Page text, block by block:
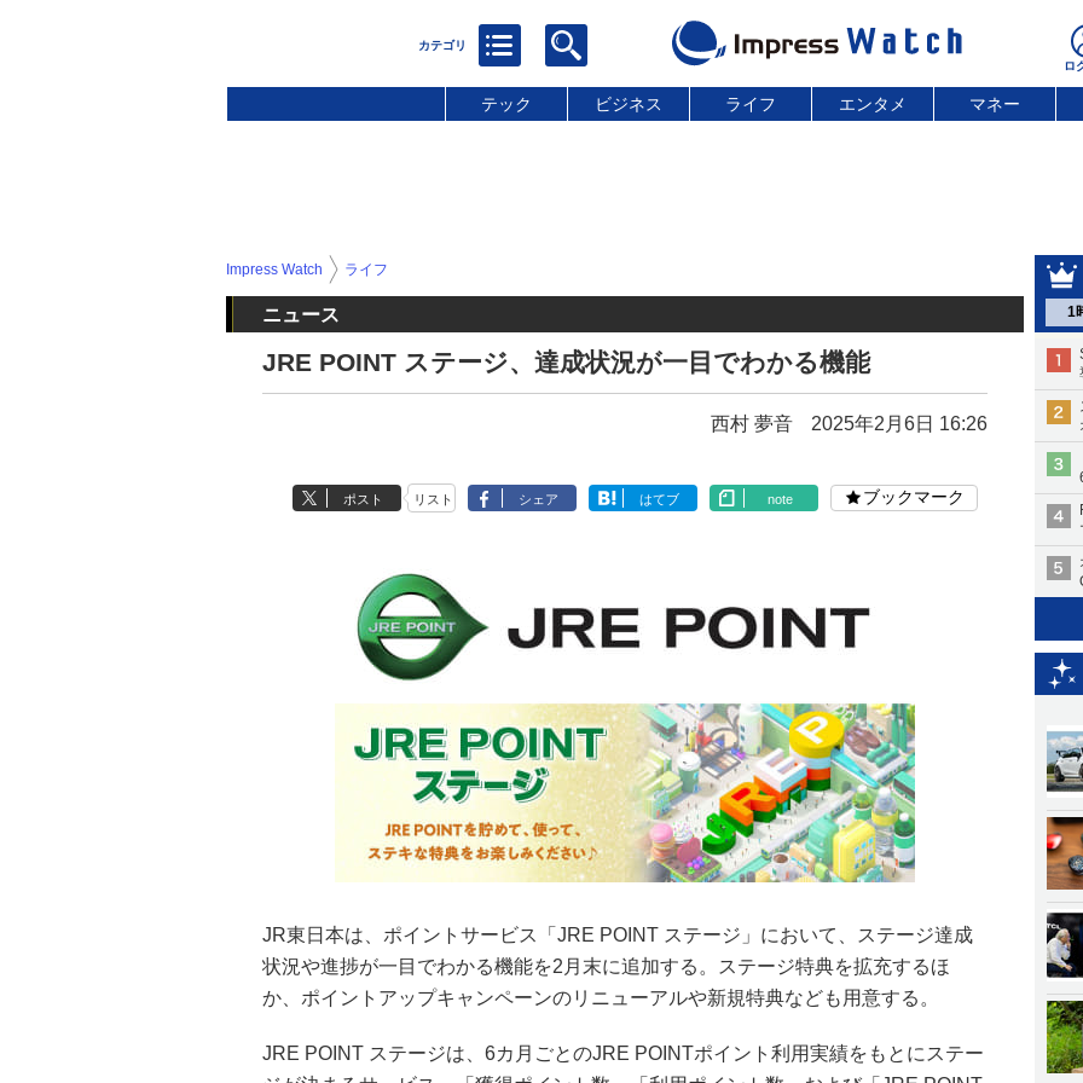
テック ビジネス ライフ エンタメ マネー
1
Impress Watch ライフ
ニュース
JRE POINT ステージ、達成状況が一目でわかる機能
西村 夢音 2025年2月6日 16:26
ポスト リスト シェア はてブ note ブックマーク
JR東日本は、ポイントサービス「JRE POINT ステージ」において、ステージ達成
状況や進捗が一目でわかる機能を2月末に追加する。ステージ特典を拡充するほ
か、ポイントアップキャンペーンのリニューアルや新規特典なども用意する。
JRE POINT ステージは、6カ月ごとのJRE POINTポイント利用実績をもとにステー